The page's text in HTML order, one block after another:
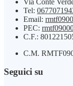
Tel:
Email:
PEC:
C.F.:
C.M.
Seguici su